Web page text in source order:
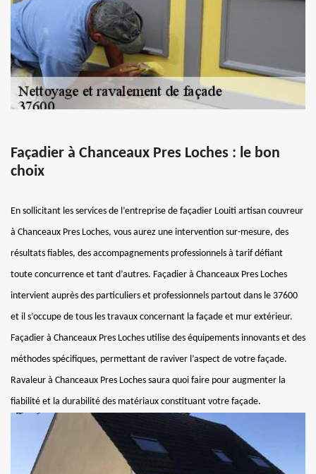
Façadier à Chanceaux Pres Loches : le bon
choix
En sollicitant les services de l’entreprise de façadier Louiti artisan couvreur
à Chanceaux Pres Loches, vous aurez une intervention sur-mesure, des
résultats fiables, des accompagnements professionnels à tarif défiant
toute concurrence et tant d’autres. Façadier à Chanceaux Pres Loches
intervient auprès des particuliers et professionnels partout dans le 37600
et il s’occupe de tous les travaux concernant la façade et mur extérieur.
Façadier à Chanceaux Pres Loches utilise des équipements innovants et des
méthodes spécifiques, permettant de raviver l’aspect de votre façade.
Ravaleur à Chanceaux Pres Loches saura quoi faire pour augmenter la
fiabilité et la durabilité des matériaux constituant votre façade.